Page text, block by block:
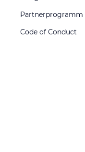
Partnerprogramm
Code of Conduct